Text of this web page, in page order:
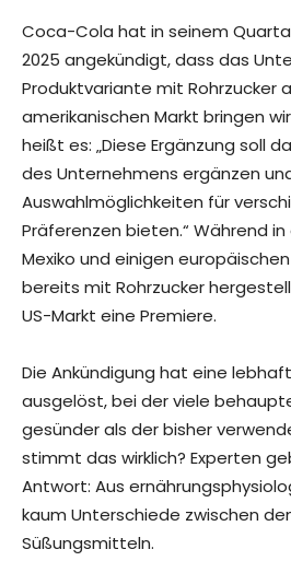
Coca-Cola hat in seinem
2025 angekündigt, dass das
Produktvariante mit Rohrzucker
amerikanischen Markt bringen
heißt es: „Diese Ergänzung soll
des Unternehmens ergänzen
Auswahlmöglichkeiten für
Präferenzen bieten.“ Während
Mexiko und einigen
bereits mit Rohrzucker
US-Markt eine Premiere.
Die Ankündigung hat eine
ausgelöst, bei der viele
gesünder als der bisher
stimmt das wirklich? Experten
Antwort: Aus
kaum Unterschiede zwischen
Süßungsmitteln.